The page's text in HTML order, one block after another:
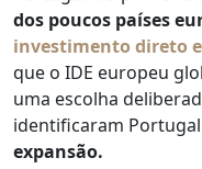
dos poucos países
investimento direto
que o IDE europeu
uma escolha
identificaram
expansão.